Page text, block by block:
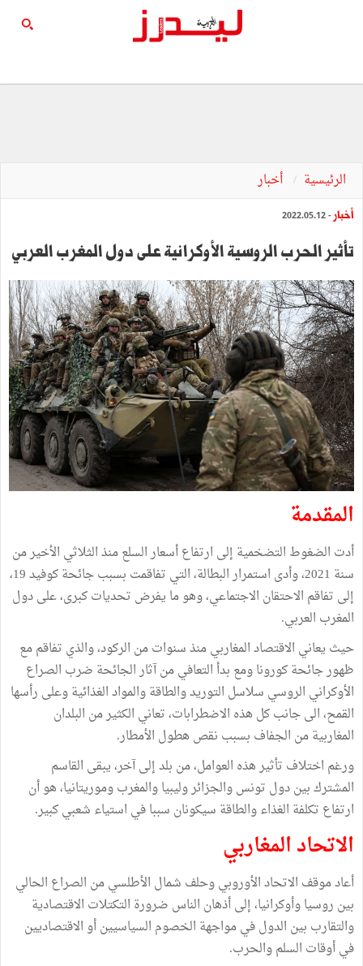
الرئيسية أخبار
أخبار - 2022.05.12
تأثير الحرب الروسية الأوكرانية على دول المغرب العربي
المقدمة
أدت الضغوط التضخمية إلى ارتفاع أسعار السلع منذ الثلاثي الأخير من
سنة 2021، وأدى استمرار البطالة، التي تفاقمت بسبب جائحة كوفيد 19،
إلى تفاقم الاحتقان الاجتماعي، وهو ما يفرض تحديات كبرى، على دول
المغرب العربي.
حيث يعاني الاقتصاد المغاربي منذ سنوات من الركود، والذي تفاقم مع
ظهور جائحة كورونا ومع بدأ التعافي من آثار الجائحة ضرب الصراع
الأوكراني الروسي سلاسل التوريد والطاقة والمواد الغذائية وعلى رأسها
القمح، الى جانب كل هذه الاضطرابات، تعاني الكثير من البلدان
المغاربية من الجفاف بسبب نقص هطول الأمطار.
ورغم اختلاف تأثير هذه العوامل، من بلد إلى آخر، يبقى القاسم
المشترك بين دول تونس والجزائر وليبيا والمغرب وموريتانيا، هو أن
ارتفاع تكلفة الغذاء والطاقة سيكونان سببا في استياء شعبي كبير.
الاتحاد المغاربي
أعاد موقف الاتحاد الأوروبي وحلف شمال الأطلسي من الصراع الحالي
بين روسيا وأوكرانيا، إلى أذهان الناس ضرورة التكتلات الاقتصادية
والتقارب بين الدول في مواجهة الخصوم السياسيين أو الاقتصاديين
في أوقات السلم والحرب.